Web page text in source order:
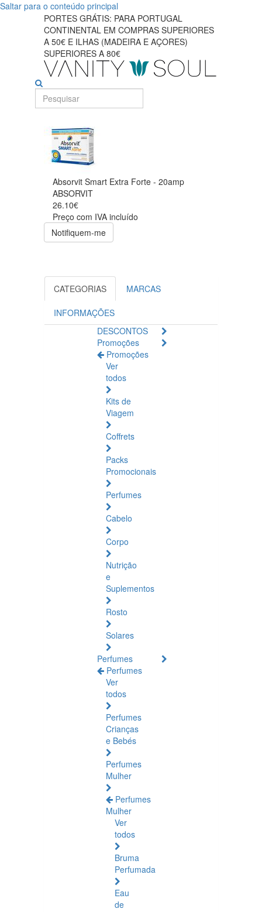
Saltar para o conteúdo principal
PORTES GRÁTIS: PARA PORTUGAL
CONTINENTAL EM COMPRAS SUPERIORES
A 50€ E ILHAS (MADEIRA E AÇORES)
SUPERIORES A 80€
Absorvit Smart Extra Forte - 20amp
ABSORVIT
26.10€
Preço com IVA incluído
Notifiquem-me
CATEGORIAS MARCAS
INFORMAÇÕES
DESCONTOS
Promoções
Promoções
Ver
todos
Kits de
Viagem
Coffrets
Packs
Promocionais
Perfumes
Cabelo
Corpo
Nutrição
e
Suplementos
Rosto
Solares
Perfumes
Perfumes
Ver
todos
Perfumes
Crianças
e Bebés
Perfumes
Mulher
Perfumes
Mulher
Ver
todos
Bruma
Perfumada
Eau
de